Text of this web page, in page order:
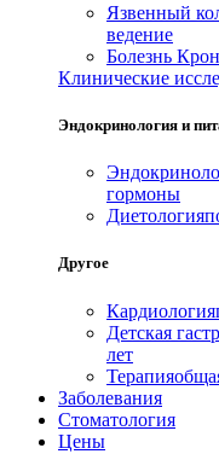
Язвенный
ведение
Болезнь
Клинические
Эндокринология и
гормоны
Диетология
Другое
Кардиология
Детская
лет
Терапия
Заболевания
Стоматология
Цены